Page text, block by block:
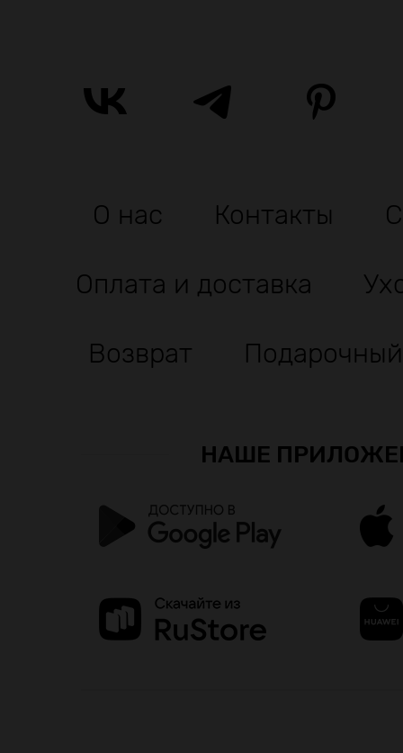
О нас Контакты
Оплата и доставка
Возврат
НАШЕ